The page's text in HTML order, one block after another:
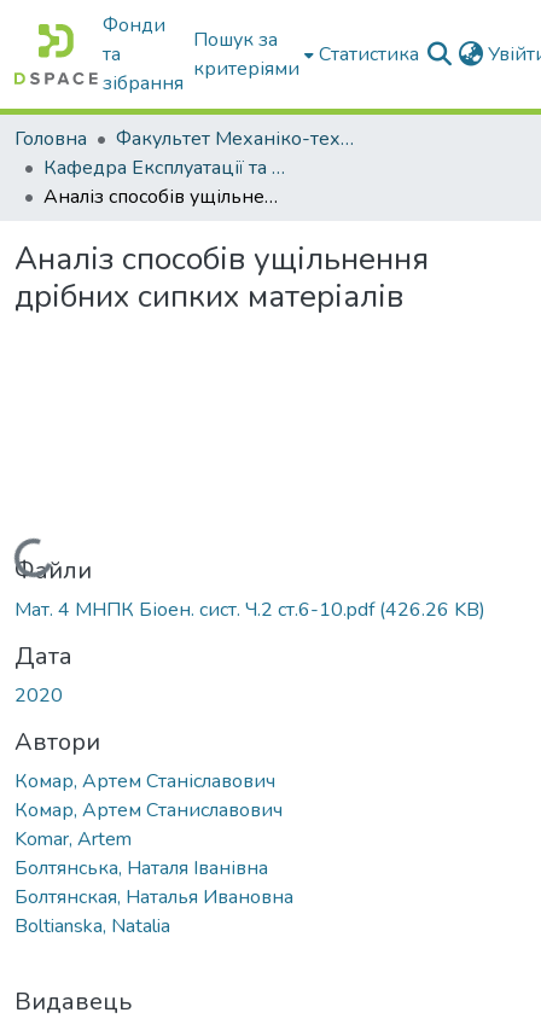
Фонди
та
зібрання
Пошук за
критеріями
Статистика
Головна
Факультет Механіко-технологічний
Кафедра Експлуатації та технічного сервісу машин
Аналіз способів ущільнення дрібних сипких матеріалів
Аналіз способів ущільнення
дрібних сипких матеріалів
Вантажиться...
Файли
Мат. 4 МНПК Біоен. сист. Ч.2 ст.6-10.pdf(426.26 KB)
Дата
2020
Автори
Комар, Артем Станіславович
Комар, Артем Станиславович
Komar, Artem
Болтянська, Наталя Іванівна
Болтянская, Наталья Ивановна
Boltianska, Natalia
Видавець